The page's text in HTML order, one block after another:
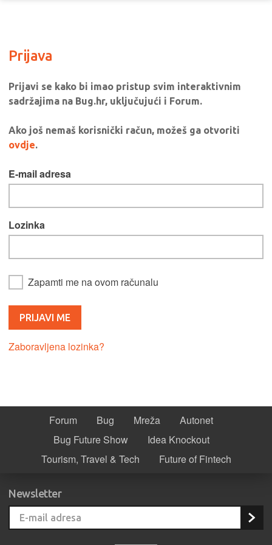
Prijava
Prijavi se kako bi imao pristup svim interaktivnim
sadržajima na Bug.hr, uključujući i Forum.
Ako još nemaš korisnički račun, možeš ga otvoriti
ovdje.
E-mail adresa
Lozinka
Zapamti me na ovom računalu
Zaboravljena lozinka?
Forum Bug Mreža
Autonet
Bug Future Show
Idea Knockout
Tourism, Travel & Tech
Future of Fintech
Newsletter